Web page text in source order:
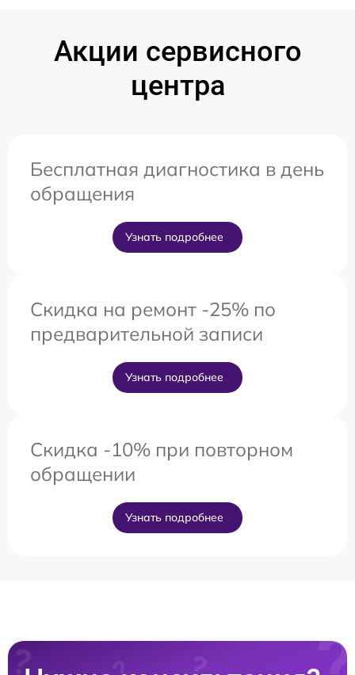
Акции сервисного
центра
Бесплатная диагностика в день
обращения
Узнать подробнее
Скидка на ремонт -25% по
предварительной записи
Узнать подробнее
Скидка -10% при повторном
обращении
Узнать подробнее